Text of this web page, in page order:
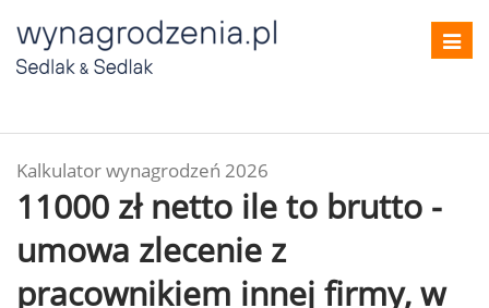
Kalkulator wynagrodzeń 2026
11000 zł netto ile to brutto -
umowa zlecenie z
pracownikiem innej firmy, w